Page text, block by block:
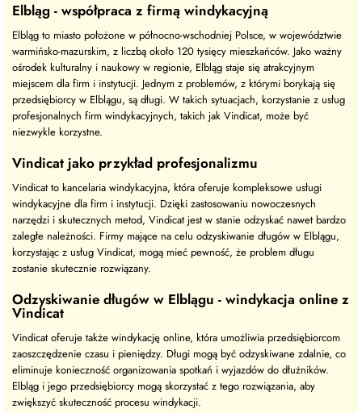
Elbląg - współpraca z firmą windykacyjną
Elbląg to miasto położone w północno-wschodniej Polsce, w województwie
warmińsko-mazurskim, z liczbą około 120 tysięcy mieszkańców. Jako ważny
ośrodek kulturalny i naukowy w regionie, Elbląg staje się atrakcyjnym
miejscem dla firm i instytucji. Jednym z problemów, z którymi borykają się
przedsiębiorcy w Elblągu, są długi. W takich sytuacjach, korzystanie z usług
profesjonalnych firm windykacyjnych, takich jak Vindicat, może być
niezwykle korzystne.
Vindicat jako przykład profesjonalizmu
Vindicat to kancelaria windykacyjna, która oferuje kompleksowe usługi
windykacyjne dla firm i instytucji. Dzięki zastosowaniu nowoczesnych
narzędzi i skutecznych metod, Vindicat jest w stanie odzyskać nawet bardzo
zaległe należności. Firmy mające na celu odzyskiwanie długów w Elblągu,
korzystając z usług Vindicat, mogą mieć pewność, że problem długu
zostanie skutecznie rozwiązany.
Odzyskiwanie długów w Elblągu - windykacja online z
Vindicat
Vindicat oferuje także windykację online, która umożliwia przedsiębiorcom
zaoszczędzenie czasu i pieniędzy. Długi mogą być odzyskiwane zdalnie, co
eliminuje konieczność organizowania spotkań i wyjazdów do dłużników.
Elbląg i jego przedsiębiorcy mogą skorzystać z tego rozwiązania, aby
zwiększyć skuteczność procesu windykacji.